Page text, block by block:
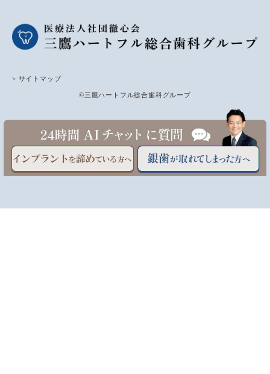
> サイトマップ
©三鷹ハートフル総合歯科グループ